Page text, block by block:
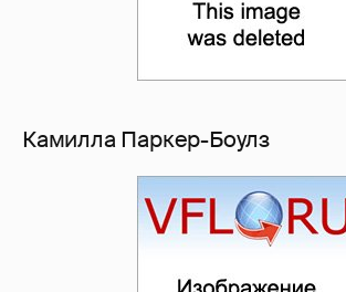
Камилла Паркер-Боулз